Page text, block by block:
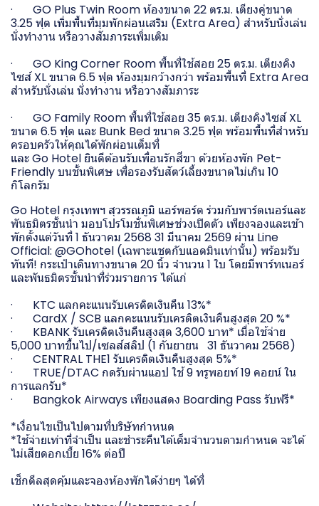
· GO Plus Twin Room ห้องขนาด 22 ตร.ม. เตียงคู่ขนาด
3.25 ฟุต เพิ่มพื้นที่มุมพักผ่อนเสริม (Extra Area) สำหรับนั่งเล่น
นั่งทำงาน หรือวางสัมภาระเพิ่มเติม
· GO King Corner Room พื้นที่ใช้สอย 25 ตร.ม. เตียงคิง
ไซส์ XL ขนาด 6.5 ฟุต ห้องมุมกว้างกว่า พร้อมพื้นที่ Extra Area
สำหรับนั่งเล่น นั่งทำงาน หรือวางสัมภาระ
· GO Family Room พื้นที่ใช้สอย 35 ตร.ม. เตียงคิงไซส์ XL
ขนาด 6.5 ฟุต และ Bunk Bed ขนาด 3.25 ฟุต พร้อมพื้นที่สำหรับ
ครอบครัวให้คุณได้พักผ่อนเต็มที่
และ Go Hotel ยินดีต้อนรับเพื่อนรักสี่ขา ด้วยห้องพัก Pet-
Friendly บนชั้นพิเศษ เพื่อรองรับสัตว์เลี้ยงขนาดไม่เกิน 10
กิโลกรัม
Go Hotel กรุงเทพฯ สุวรรณภูมิ แอร์พอร์ต ร่วมกับพาร์ตเนอร์และ
พันธมิตรชั้นนำ มอบโปรโมชั่นพิเศษช่วงเปิดตัว เพียงจองและเข้า
พักตั้งแต่วันที่ 1 ธันวาคม 2568 31 มีนาคม 2569 ผ่าน Line
Official: @GOhotel (เฉพาะแชตกับแอดมินเท่านั้น) พร้อมรับ
ทันที! กระเป๋าเดินทางขนาด 20 นิ้ว จำนวน 1 ใบ โดยมีพาร์ทเนอร์
และพันธมิตรชั้นนำที่ร่วมรายการ ได้แก่
· KTC แลกคะแนนรับเครดิตเงินคืน 13%*
· CardX / SCB แลกคะแนนรับเครดิตเงินคืนสูงสุด 20 %*
· KBANK รับเครดิตเงินคืนสูงสุด 3,600 บาท* เมื่อใช้จ่าย
5,000 บาทขึ้นไป/เซลส์สลิป (1 กันยายน 31 ธันวาคม 2568)
· CENTRAL THE1 รับเครดิตเงินคืนสูงสุด 5%*
· TRUE/DTAC กดรับผ่านแอป ใช้ 9 ทรูพอยท์ 19 คอยน์ ใน
การแลกรับ*
· Bangkok Airways เพียงแสดง Boarding Pass รับฟรี*
*เงื่อนไขเป็นไปตามที่บริษัทกำหนด
*ใช้จ่ายเท่าที่จำเป็น และชำระคืนได้เต็มจำนวนตามกำหนด จะได้
ไม่เสียดอกเบี้ย 16% ต่อปี
เช็กดีลสุดคุ้มและจองห้องพักได้ง่ายๆ ได้ที่